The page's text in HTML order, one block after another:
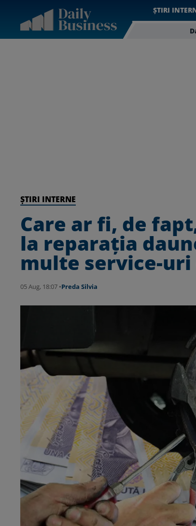
ȘTIRI
ȘTIRI INTERNE
Care ar fi, de
la reparația
multe service-
05 Aug, 18:07 •Preda Silvia